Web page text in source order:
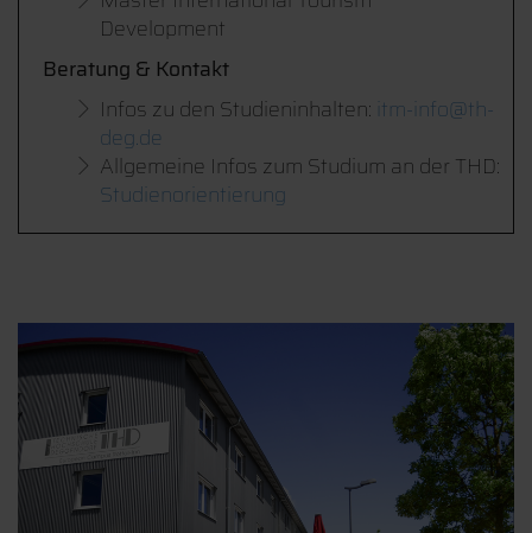
Development
Beratung & Kontakt
Infos zu den Studieninhalten: itm-info@th-
deg.de
Allgemeine Infos zum Studium an der THD:
Studienorientierung